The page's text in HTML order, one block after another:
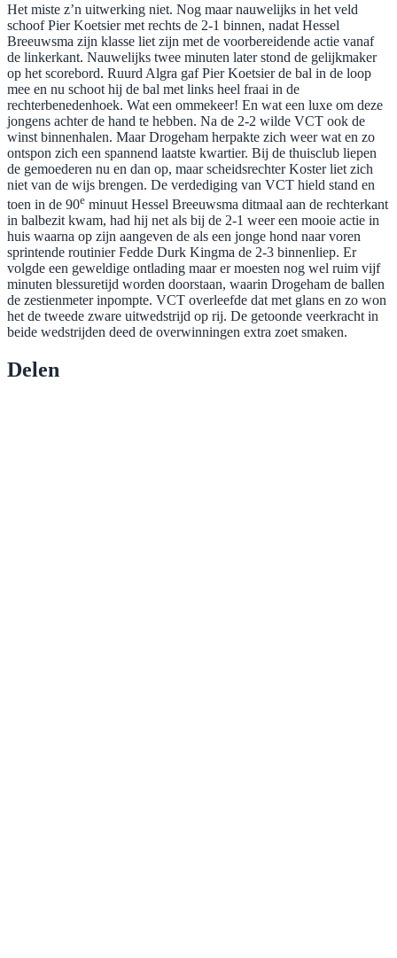
Het miste z’n uitwerking niet. Nog maar nauwelijks in het veld
schoof Pier Koetsier met rechts de 2-1 binnen, nadat Hessel
Breeuwsma zijn klasse liet zijn met de voorbereidende actie vanaf
de linkerkant. Nauwelijks twee minuten later stond de gelijkmaker
op het scorebord. Ruurd Algra gaf Pier Koetsier de bal in de loop
mee en nu schoot hij de bal met links heel fraai in de
rechterbenedenhoek. Wat een ommekeer! En wat een luxe om deze
jongens achter de hand te hebben. Na de 2-2 wilde VCT ook de
winst binnenhalen. Maar Drogeham herpakte zich weer wat en zo
ontspon zich een spannend laatste kwartier. Bij de thuisclub liepen
de gemoederen nu en dan op, maar scheidsrechter Koster liet zich
niet van de wijs brengen. De verdediging van VCT hield stand en
toen in de 90e minuut Hessel Breeuwsma ditmaal aan de rechterkant
in balbezit kwam, had hij net als bij de 2-1 weer een mooie actie in
huis waarna op zijn aangeven de als een jonge hond naar voren
sprintende routinier Fedde Durk Kingma de 2-3 binnenliep. Er
volgde een geweldige ontlading maar er moesten nog wel ruim vijf
minuten blessuretijd worden doorstaan, waarin Drogeham de ballen
de zestienmeter inpompte. VCT overleefde dat met glans en zo won
het de tweede zware uitwedstrijd op rij. De getoonde veerkracht in
beide wedstrijden deed de overwinningen extra zoet smaken.
Delen